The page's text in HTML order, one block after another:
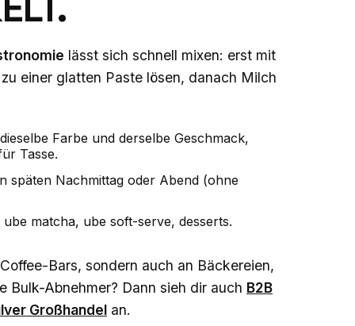
lässt sich schnell mixen: erst mit
einer glatten Paste lösen, danach Milch
Farbe und derselbe Geschmack,
Tasse.
späten Nachmittag oder Abend (ohne
ube matcha, ube soft-serve, desserts.
Bars, sondern auch an Bäckereien,
Bulk-Abnehmer? Dann sieh dir auch B2B
Großhandel an.